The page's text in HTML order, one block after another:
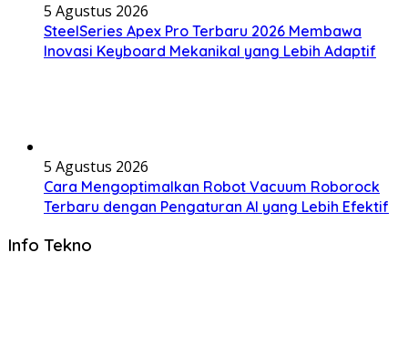
5 Agustus 2026
SteelSeries Apex Pro Terbaru 2026 Membawa
Inovasi Keyboard Mekanikal yang Lebih Adaptif
5 Agustus 2026
Cara Mengoptimalkan Robot Vacuum Roborock
Terbaru dengan Pengaturan AI yang Lebih Efektif
Info Tekno